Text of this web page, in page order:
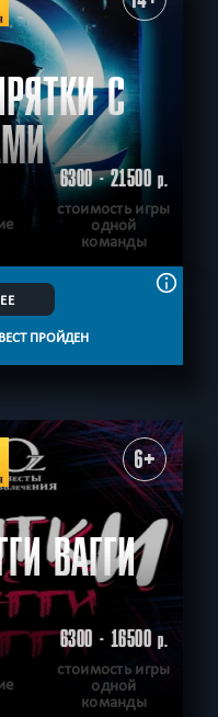
С
6300 - 21500р.
стоимость игры
одной
команды
ПРОЙДЕН
6+
ВАГГИ
6300 - 16500р.
стоимость игры
одной
команды